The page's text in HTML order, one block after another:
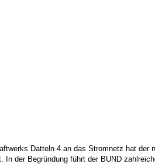
Datteln 4 an das Stromnetz hat
der Begründung führt der BUND